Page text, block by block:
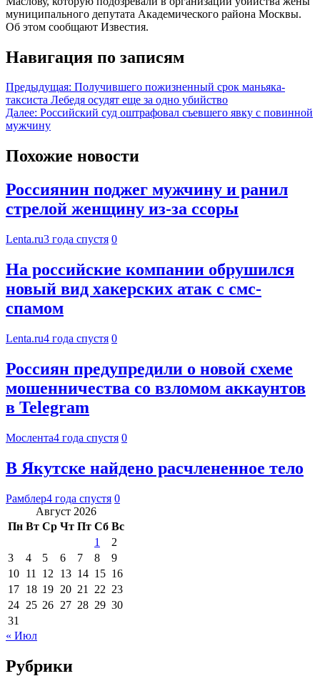
муниципального депутата Академического района Москвы.
Об этом сообщают Известия.
Навигация по записям
Предыдущая: Получившего пожизненный срок маньяка-
таксиста Лебедя осудят еще за одно убийство
Далее: Российский суд оштрафовал съевшего явку с повинной
мужчину
Похожие новости
Россиянин поджег мужчину и ранил
стрелой женщину из-за ссоры
Lenta.ru3 года спустя 0
На российские компании обрушился
новый вид хакерских атак с смс-
спамом
Lenta.ru4 года спустя 0
Россиян предупредили о новой схеме
мошенничества со взломом аккаунтов
в Telegram
Мослента4 года спустя 0
В Якутске найдено расчлененное тело
Рамблер4 года спустя 0
Август 2026
Пн Вт Ср Чт Пт Сб Вс
1
2
3
4 5 6 7 8
9
10 11 12 13 14 15 16
17 18 19 20 21 22 23
24 25 26 27 28 29 30
31
« Июл
Рубрики